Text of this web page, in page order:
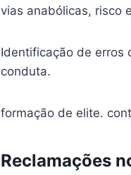
vias anabólicas, risco
Identificação de erros
conduta.
formação de elite.
Reclamações